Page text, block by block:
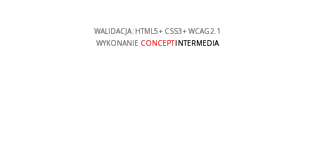
WALIDACJA: HTML5+ CSS3+ WCAG 2.1
WYKONANIE CONCEPTINTERMEDIA